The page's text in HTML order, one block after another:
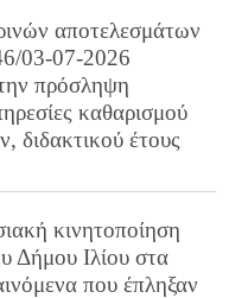
αποτελεσμάτων
03-07-2026
πρόσληψη
καθαρισμού
διδακτικού έτους
κινητοποίηση
Δήμου Ιλίου στα
που έπληξαν